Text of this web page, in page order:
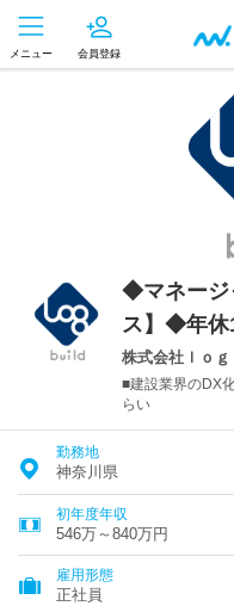
メニュー 会員登録
◆マネージ
ス】◆年休
株式会社ｌｏ
■建設業界のDX
らい
勤務地
神奈川県
初年度年収
546万～840万円
雇用形態
正社員